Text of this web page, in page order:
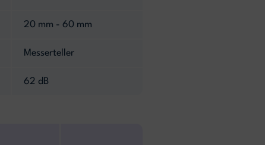
20 mm - 60 mm
Messerteller
62 dB